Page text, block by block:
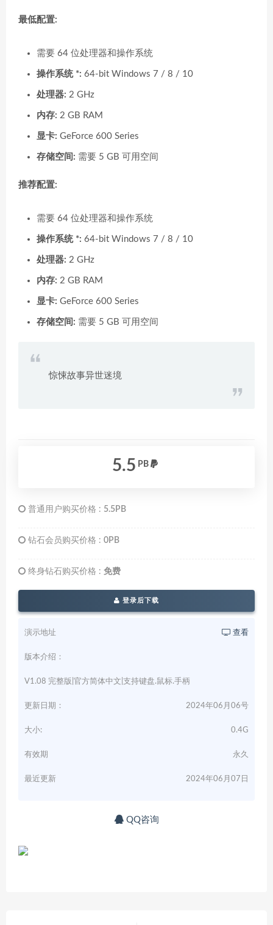
最低配置:
需要 64 位处理器和操作系统
操作系统 *: 64-bit Windows 7 / 8 / 10
处理器: 2 GHz
内存: 2 GB RAM
显卡: GeForce 600 Series
存储空间: 需要 5 GB 可用空间
推荐配置:
需要 64 位处理器和操作系统
操作系统 *: 64-bit Windows 7 / 8 / 10
处理器: 2 GHz
内存: 2 GB RAM
显卡: GeForce 600 Series
存储空间: 需要 5 GB 可用空间
惊悚故事异世迷境
5.5 PB
普通用户购买价格 : 5.5PB
钻石会员购买价格 : 0PB
终身钻石购买价格 : 免费
登录后下载
演示地址 查看
版本介绍：
V1.08 完整版|官方简体中文|支持键盘.鼠标.手柄
更新日期： 2024年06月06号
大小: 0.4G
有效期 永久
最近更新 2024年06月07日
QQ咨询